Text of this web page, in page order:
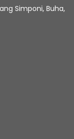
Simponi, Buha,